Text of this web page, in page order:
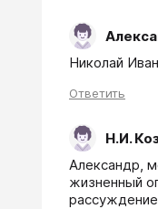
Николай
Ответить
Н.И.
Александр,
жизненный
рассуждение